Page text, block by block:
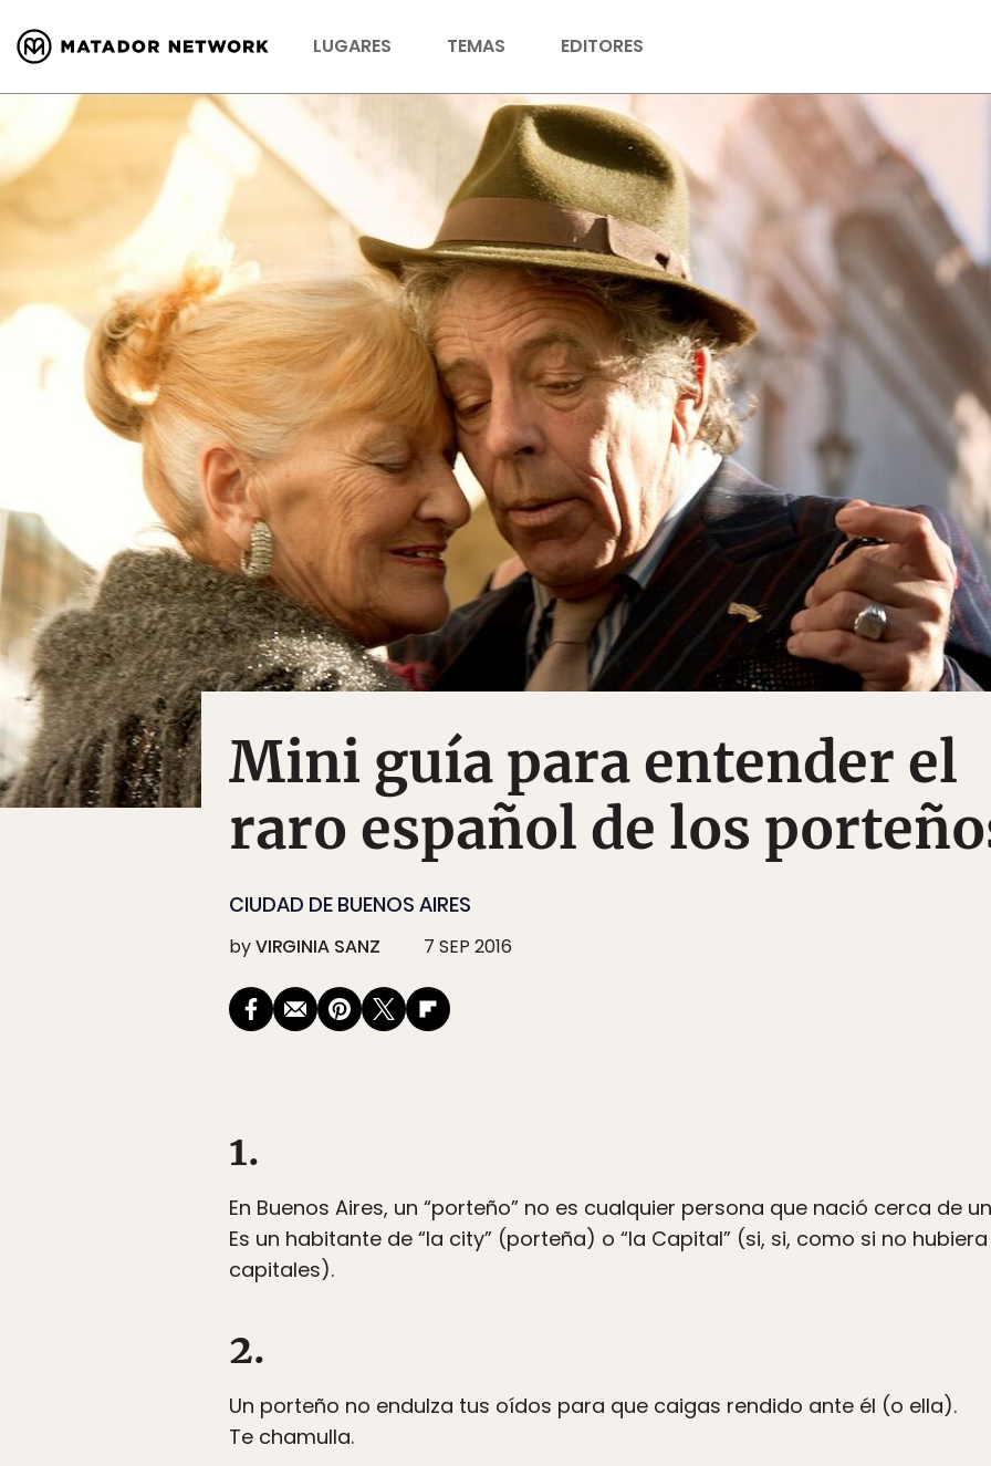
LUGARES TEMAS EDITORES
Mini guía para entender el
raro español de los
CIUDAD DE BUENOS AIRES
byVIRGINIA SANZ 7 SEP 2016
1.
En Buenos Aires, un “porteño” no es cualquier persona que nació cerca de
Es un habitante de “la city” (porteña) o “la Capital” (si, si, como si no
capitales).
2.
Un porteño no endulza tus oídos para que caigas rendido ante él (o ella).
Te chamulla.